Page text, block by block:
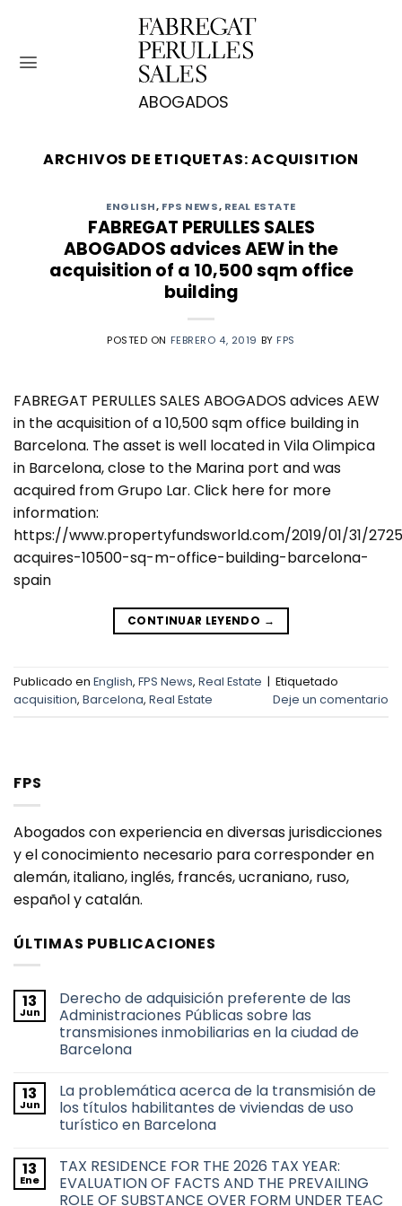
contenido
ARCHIVOS DE ETIQUETAS:ACQUISITION
ENGLISH, FPS NEWS, REAL ESTATE
FABREGAT PERULLES SALES
ABOGADOS advices AEW in the
acquisition of a 10,500 sqm office
building
POSTED ON FEBRERO 4, 2019 BY FPS
FABREGAT PERULLES SALES ABOGADOS advices AEW
in the acquisition of a 10,500 sqm office building in
Barcelona. The asset is well located in Vila Olimpica
in Barcelona, close to the Marina port and was
acquired from Grupo Lar. Click here for more
information:
https://www.propertyfundsworld.com/2019/01/31/
acquires-10500-sq-m-office-building-barcelona-
spain
CONTINUAR LEYENDO →
Publicado en English, FPS News, Real Estate | Etiquetado
acquisition, Barcelona, Real Estate Deje un comentario
FPS
Abogados con experiencia en diversas jurisdicciones
y el conocimiento necesario para corresponder en
alemán, italiano, inglés, francés, ucraniano, ruso,
español y catalán.
ÚLTIMAS PUBLICACIONES
13
Jun
Derecho de adquisición preferente de las
Administraciones Públicas sobre las
transmisiones inmobiliarias en la ciudad de
Barcelona
comentarios
en
Derecho
de
de
las
Administraciones
Públicas
13
Jun
La problemática acerca de la transmisión de
los títulos habilitantes de viviendas de uso
turístico en Barcelona
comentarios
en
La
problemática
13
Ene
TAX RESIDENCE FOR THE 2026 TAX YEAR:
EVALUATION OF FACTS AND THE PREVAILING
ROLE OF SUBSTANCE OVER FORM UNDER TEAC